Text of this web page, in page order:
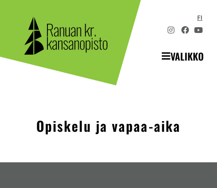
FI
VALIKKO
Opiskelu ja vapaa-aika